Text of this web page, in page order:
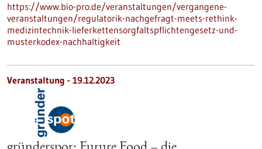
https://www.bio-pro.de/veranstaltungen/vergangene-
veranstaltungen/regulatorik-nachgefragt-meets-rethink-
medizintechnik-lieferkettensorgfaltspflichtengesetz-und-
musterkodex-nachhaltigkeit
Veranstaltung - 19.12.2023